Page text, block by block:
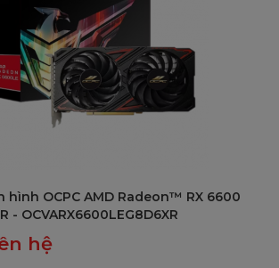
hình OCPC AMD Radeon™ RX 6600
- OCVARX6600LEG8D6XR
hệ